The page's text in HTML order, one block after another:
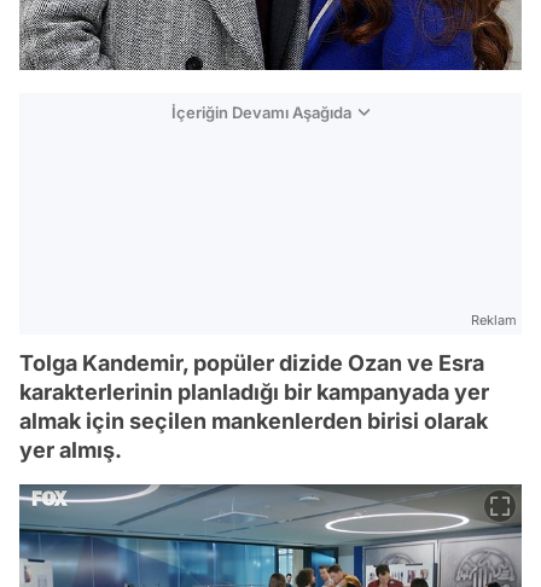
İçeriğin Devamı Aşağıda
Reklam
Tolga Kandemir, popüler dizide Ozan ve Esra
karakterlerinin planladığı bir kampanyada yer
almak için seçilen mankenlerden birisi olarak
yer almış.